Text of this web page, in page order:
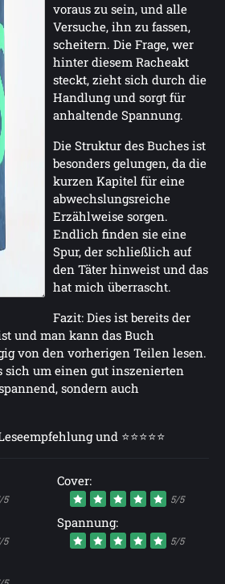
voraus zu sein, und alle
Versuche, ihn zu fassen,
scheitern. Die Frage, wer
hinter diesem Racheakt
steckt, zieht sich durch die
Handlung und sorgt für
anhaltende Spannung.
Die Struktur des Buches ist
besonders gelungen, da die
kurzen Kapitel für eine
abwechslungsreiche
Erzählweise sorgen.
Endlich finden sie eine
Spur, der schließlich auf
den Täter hinweist und das
hat mich überrascht.
Fazit: Dies ist bereits der
und man kann das Buch
von den vorherigen Teilen lesen.
sich um einen gut inszenierten
sondern auch
und ⭐⭐⭐⭐⭐
5
Cover:
5/5
5
Spannung:
5/5